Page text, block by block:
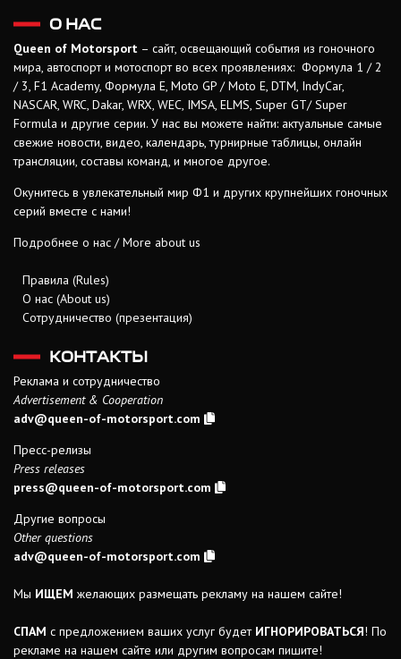
О НАС
Queen of Motorsport – сайт, освещающий события из гоночного
мира, автоспорт и мотоспорт во всех проявлениях: Формула 1 / 2
/ 3, F1 Academy, Формула Е, Moto GP / Moto E, DTM, IndyCar,
NASCAR, WRC, Dakar, WRX, WEC, IMSA, ELMS, Super GT/ Super
Formula и другие серии. У нас вы можете найти: актуальные самые
свежие новости, видео, календарь, турнирные таблицы, онлайн
трансляции, составы команд, и многое другое.
Окунитесь в увлекательный мир Ф1 и других крупнейших гоночных
серий вместе с нами!
Подробнее о нас / More about us
Правила (Rules)
О нас (About us)
Сотрудничество (презентация)
КОНТАКТЫ
Реклама и сотрудничество
Advertisement & Cooperation
adv@queen-of-motorsport.com
Пресс-релизы
Press releases
press@queen-of-motorsport.com
Другие вопросы
Other questions
adv@queen-of-motorsport.com
Мы ИЩЕМ желающих размещать рекламу на нашем сайте!
СПАМ с предложением ваших услуг будет ИГНОРИРОВАТЬСЯ! По
рекламе на нашем сайте или другим вопросам пишите!